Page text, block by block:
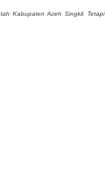
Kabupaten Aceh Singkil. Tetapi